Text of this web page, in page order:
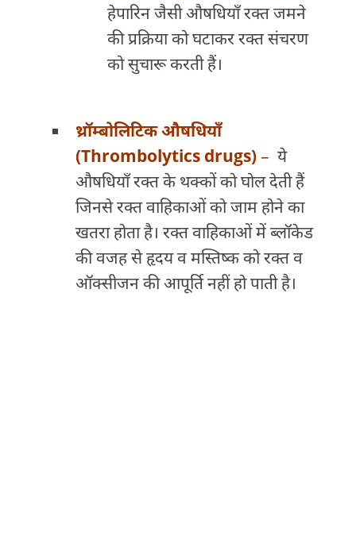
हेपारिन जैसी औषधियाँ रक्त जमने
की प्रक्रिया को घटाकर रक्त संचरण
को सुचारू करती हैं।
थ्रॉम्बोलिटिक औषधियाँ
(Thrombolytics drugs)– ये
औषधियाँ रक्त के थक्कों को घोल देती हैं
जिनसे रक्त वाहिकाओं को जाम होने का
खतरा होता है। रक्त वाहिकाओं में ब्लॉकेड
की वजह से हृदय व मस्तिष्क को रक्त व
ऑक्सीजन की आपूर्ति नहीं हो पाती है।